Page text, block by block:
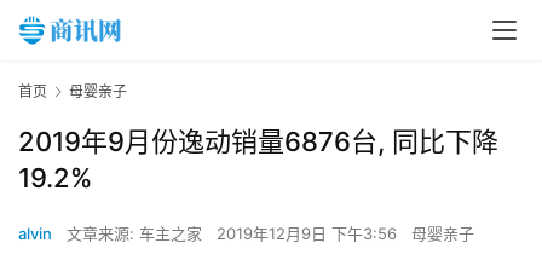
首页 母婴亲子
2019年9月份逸动销量6876台, 同比下降
19.2%
alvin 文章来源: 车主之家 2019年12月9日 下午3:56 母婴亲子